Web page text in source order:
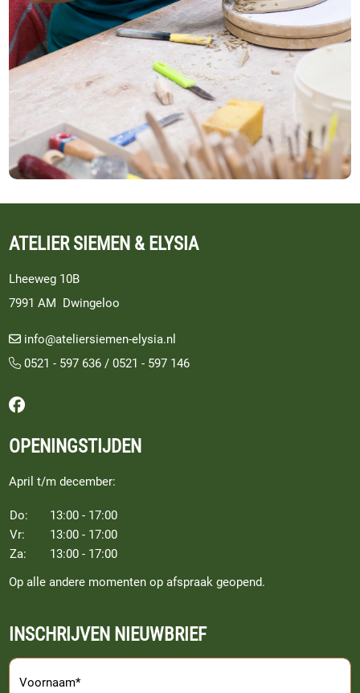
ATELIER SIEMEN & ELYSIA
Lheeweg 10B
7991 AM Dwingeloo
info@ateliersiemen-elysia.nl
0521 - 597 636 /0521 - 597 146
Volg ons op Facebook
OPENINGSTIJDEN
April t/m december:
Do:
13:00 - 17:00
Vr:
13:00 - 17:00
Za:
13:00 - 17:00
Op alle andere momenten op afspraak geopend.
INSCHRIJVEN NIEUWBRIEF
Voornaam*